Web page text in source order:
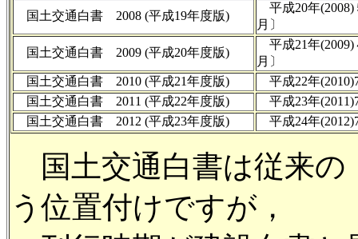
国土交通白書 2008 (平成19年度版)
平成20年(2008)
月〕
国土交通白書 2009 (平成20年度版)
平成21年(2009)
月〕
国土交通白書 2010 (平成21年度版)
平成22年
国土交通白書 2011 (平成22年度版)
平成23年
国土交通白書 2012 (平成23年度版)
平成24年
国土交通白書は従来の
う位置付けですが，